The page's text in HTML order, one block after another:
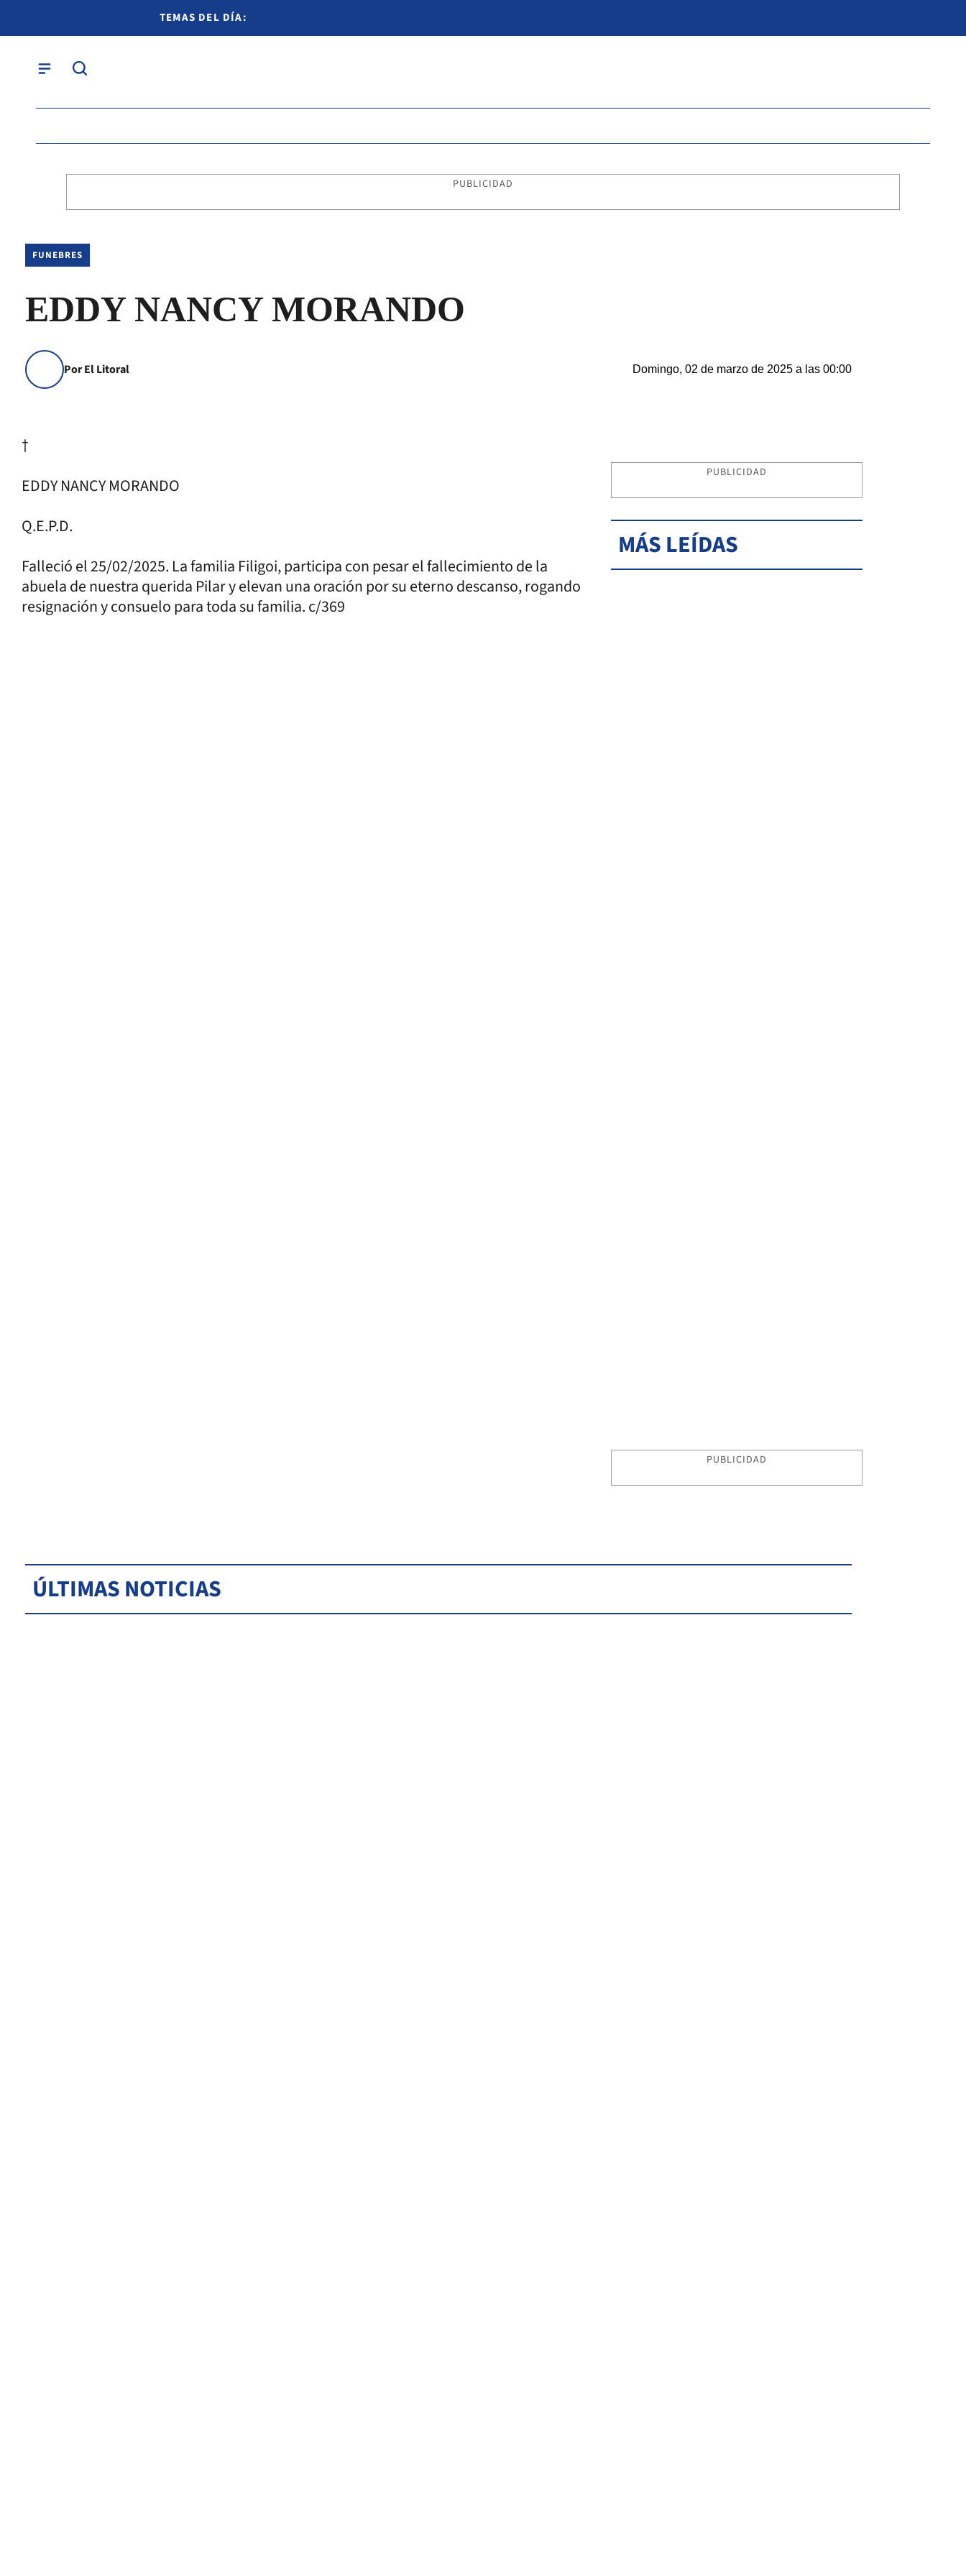
TEMAS DEL DÍA:
PUBLICIDAD
FUNEBRES
EDDY NANCY MORANDO
Por El Litoral Domingo, 02 de marzo de 2025 a las 00:00
†
EDDY NANCY MORANDO
Q.E.P.D.
Falleció el 25/02/2025. La familia Filigoi, participa con pesar el fallecimiento de la
abuela de nuestra querida Pilar y elevan una oración por su eterno descanso, rogando
resignación y consuelo para toda su familia. c/369
PUBLICIDAD
MÁS LEÍDAS
PUBLICIDAD
ÚLTIMAS NOTICIAS